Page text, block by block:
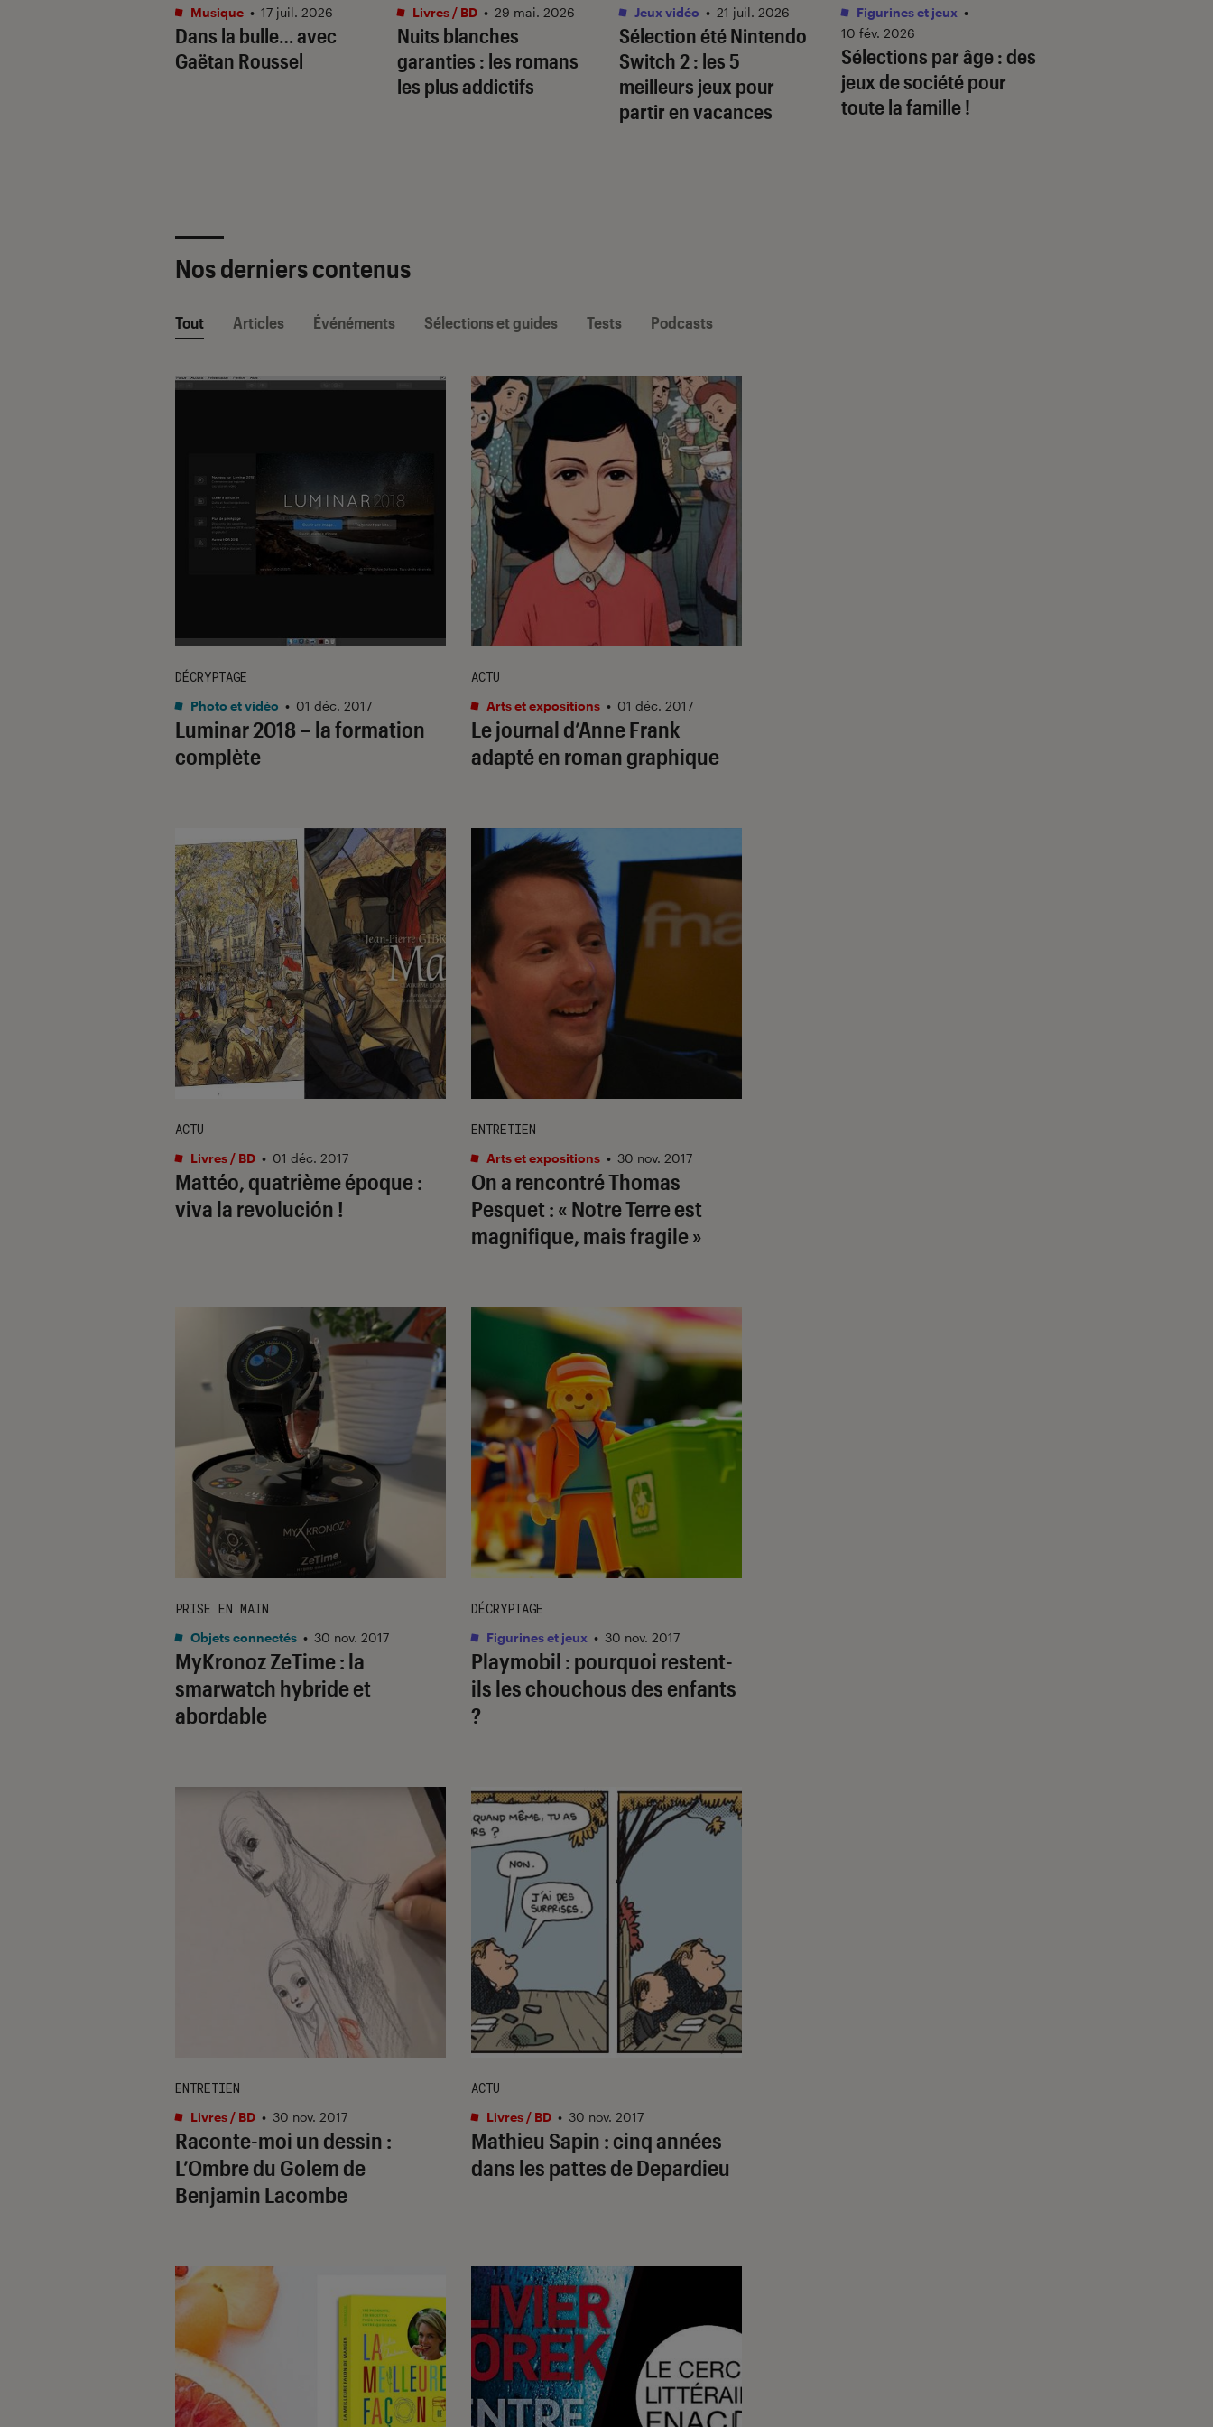
Dans la bulle… avec
Gaëtan Roussel
Musique • 17 juil. 2026
Nuits blanches
garanties : les romans
les plus addictifs
Livres / BD • 29 mai. 2026
Sélection été Nintendo
Switch 2 : les 5
meilleurs jeux pour
partir en vacances
Jeux vidéo • 21 juil. 2026
Sélections par âge : des
jeux de société pour
toute la famille !
Figurines et jeux •
10 fév. 2026
Nos derniers contenus
Tout Articles Événéments Sélections et guides Tests Podcasts
Luminar 2018 – la formation
complète
DÉCRYPTAGE
Photo et vidéo • 01 déc. 2017
Le journal d’Anne Frank
adapté en roman graphique
ACTU
Arts et expositions • 01 déc. 2017
Mattéo, quatrième époque :
viva la revolución !
ACTU
Livres / BD • 01 déc. 2017
On a rencontré Thomas
Pesquet : « Notre Terre est
magnifique, mais fragile »
ENTRETIEN
Arts et expositions • 30 nov. 2017
MyKronoz ZeTime : la
smarwatch hybride et
abordable
PRISE EN MAIN
Objets connectés • 30 nov. 2017
Playmobil : pourquoi restent-
ils les chouchous des enfants
?
DÉCRYPTAGE
Figurines et jeux • 30 nov. 2017
Raconte-moi un dessin :
L’Ombre du Golem de
Benjamin Lacombe
ENTRETIEN
Livres / BD • 30 nov. 2017
Mathieu Sapin : cinq années
dans les pattes de Depardieu
ACTU
Livres / BD • 30 nov. 2017